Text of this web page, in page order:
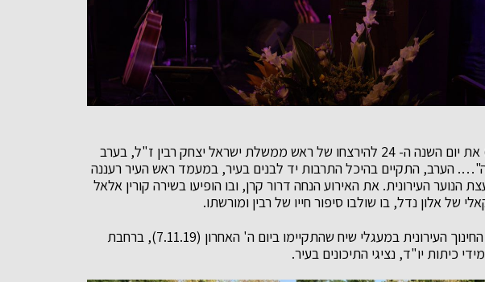
רעננה ציינה השבוע (יום א' 10.11.19) את יום השנה ה- 24 להירצחו של ראש ממשלת ישראל יצחק רבין ז"ל, בערב
הערב, התקיים בהיכל התרבות יד לבנים בעיר, במעמד ראש העיר רעננה
הנוער העירונית. את האירוע הנחה דרור קרן, ובו הופיעו בשירה קורין אלאל
של אלון נדל, בו שולבו סיפור חייו של רבין ומורשתו.
יום השנה לרצח רבין צוין גם במערכת החינוך העירונית במעגלי שיח שהתקיימו ביום ה' האחרון (7.11.19), ברחבת
כיתות יו"ד, נציגי התיכונים בעיר.